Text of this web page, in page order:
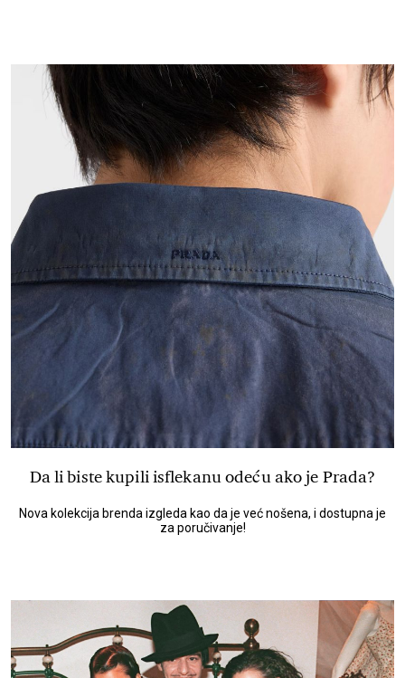
Da li biste kupili isflekanu odeću ako je Prada?
Nova kolekcija brenda izgleda kao da je već nošena, i dostupna je
za poručivanje!